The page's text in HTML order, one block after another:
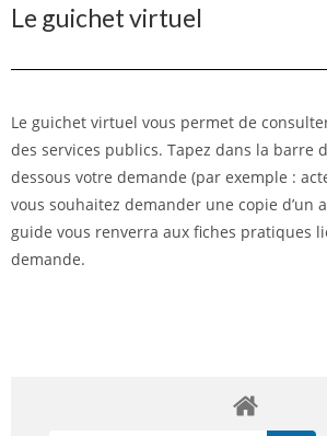
Le guichet virtuel
Le guichet virtuel vous permet de
des services publics. Tapez dans la barre
dessous votre demande (par exemple :
vous souhaitez demander une copie d’un
guide vous renverra aux fiches pratiques
demande.